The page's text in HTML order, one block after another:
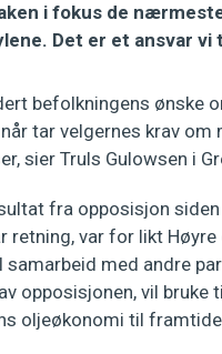
i fokus de
Det er et ansvar vi
befolkningens ønske
tar velgernes krav
sier Truls Gulowsen i
fra opposisjon
var for likt
med andre
opposisjonen, vil bruke
oljeøkonomi til